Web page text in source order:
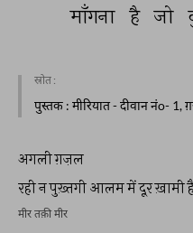
माँगना है जो
स्रोत :
पुस्तक : मीरियात - दीवान नंo-
अगली ग़ज़ल
रही न पुख़्तगी आलम में दूर ख़ामी
मीर तक़ी मीर